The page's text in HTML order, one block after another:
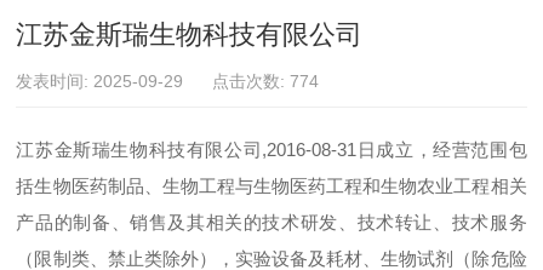
江苏金斯瑞生物科技有限公司
发表时间: 2025-09-29 点击次数: 774
江苏金斯瑞生物科技有限公司,2016-08-31日成立，经营范围包
括生物医药制品、生物工程与生物医药工程和生物农业工程相关
产品的制备、销售及其相关的技术研发、技术转让、技术服务
（限制类、禁止类除外），实验设备及耗材、生物试剂（除危险